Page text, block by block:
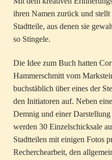
ihren Namen zurück und
Stadtteile, aus denen sie
so Stingele.
Die Idee zum Buch hatten
Hammerschmitt vom
buchstäblich über eines der
den Initiatoren auf. Neben
Demnig und einer
werden 30 Einzelschicksale
Stadtteilen mit einigen Fotos
Recherchearbeit, den